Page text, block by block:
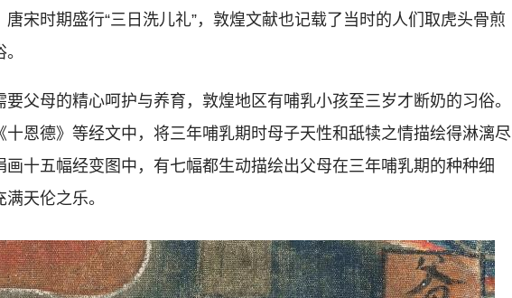
宋时期盛行“三日洗儿礼”，敦煌文献也记载了当时的人们取虎头骨煎
母的精心呵护与养育，敦煌地区有哺乳小孩至三岁才断奶的习俗。
十恩德》等经文中，将三年哺乳期时母子天性和舐犊之情描绘得淋漓尽
画十五幅经变图中，有七幅都生动描绘出父母在三年哺乳期的种种细
天伦之乐。